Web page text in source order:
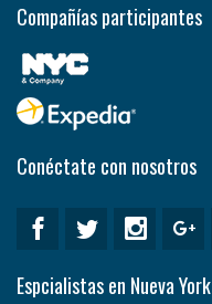
Compañías participantes
Conéctate con nosotros
Espcialistas en Nueva York